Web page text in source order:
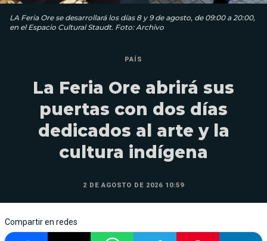
LA Feria Ore se desarrollará los días 8 y 9 de agosto, de 09:00 a 20:00,
en el Espacio Cultural Staudt. Foto: Archivo
PAÍS
La Feria Ore abrirá sus
puertas con dos días
dedicados al arte y la
cultura indígena
2 DE AGOSTO DE 2026 10:59
Compartir en redes